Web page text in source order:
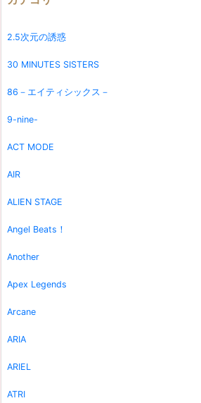
2.5次元の誘惑
30 MINUTES SISTERS
86－エイティシックス－
9-nine-
ACT MODE
AIR
ALIEN STAGE
Angel Beats！
Another
Apex Legends
Arcane
ARIA
ARIEL
ATRI